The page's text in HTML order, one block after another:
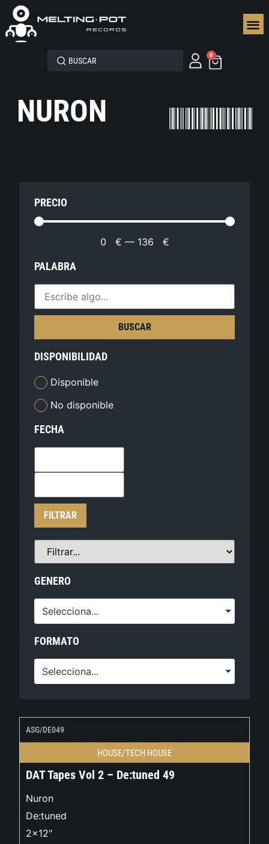
0
NURON
PRECIO
0 € — 136 €
PALABRA
BUSCAR
DISPONIBILIDAD
Disponible
No disponible
FECHA
FILTRAR
GENERO
Selecciona...
FORMATO
Selecciona...
ASG/DE049
HOUSE/TECH HOUSE
DAT Tapes Vol 2 – De:tuned 49
Nuron
De:tuned
2x12"